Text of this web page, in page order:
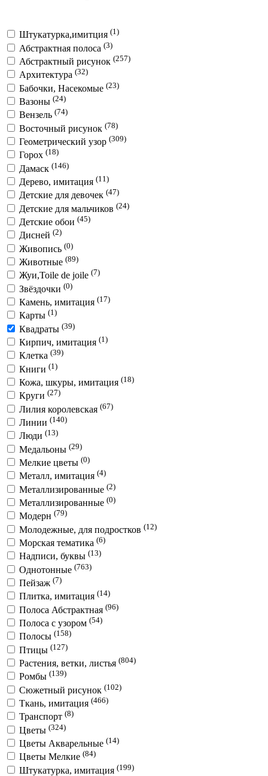
Штукатурка,имитция (1)
Абстрактная полоса (3)
Абстрактный рисунок (257)
Архитектура (32)
Бабочки, Насекомые (23)
Вазоны (24)
Вензель (74)
Восточный рисунок (78)
Геометрический узор (309)
Горох (18)
Дамаск (146)
Дерево, имитация (11)
Детские для девочек (47)
Детские для мальчиков (24)
Детские обои (45)
Дисней (2)
Живопись (0)
Животные (89)
Жуи,Toile de joile (7)
Звёздочки (0)
Камень, имитация (17)
Карты (1)
Квадраты (39)
Кирпич, имитация (1)
Клетка (39)
Книги (1)
Кожа, шкуры, имитация (18)
Круги (27)
Лилия королевская (67)
Линии (140)
Люди (13)
Медальоны (29)
Мелкие цветы (0)
Металл, имитация (4)
Металлизированные (2)
Металлизированные (0)
Модерн (79)
Молодежные, для подростков (12)
Морская тематика (6)
Надписи, буквы (13)
Однотонные (763)
Пейзаж (7)
Плитка, имитация (14)
Полоса Абстрактная (96)
Полоса с узором (54)
Полосы (158)
Птицы (127)
Растения, ветки, листья (804)
Ромбы (139)
Сюжетный рисунок (102)
Ткань, имитация (466)
Транспорт (8)
Цветы (324)
Цветы Акварельные (14)
Цветы Мелкие (84)
Штукатурка, имитация (199)